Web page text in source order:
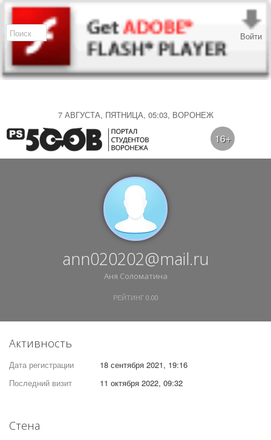
7 АВГУСТА, ПЯТНИЦА, 05:03, ВОРОНЕЖ
Войти
16+
ann020202@mail.ru
Аня Соломатина
РЕЙТИНГ 0.00
Активность
Дата регистрации
18 сентября 2021, 19:16
Последний визит
11 октября 2022, 09:32
Стена